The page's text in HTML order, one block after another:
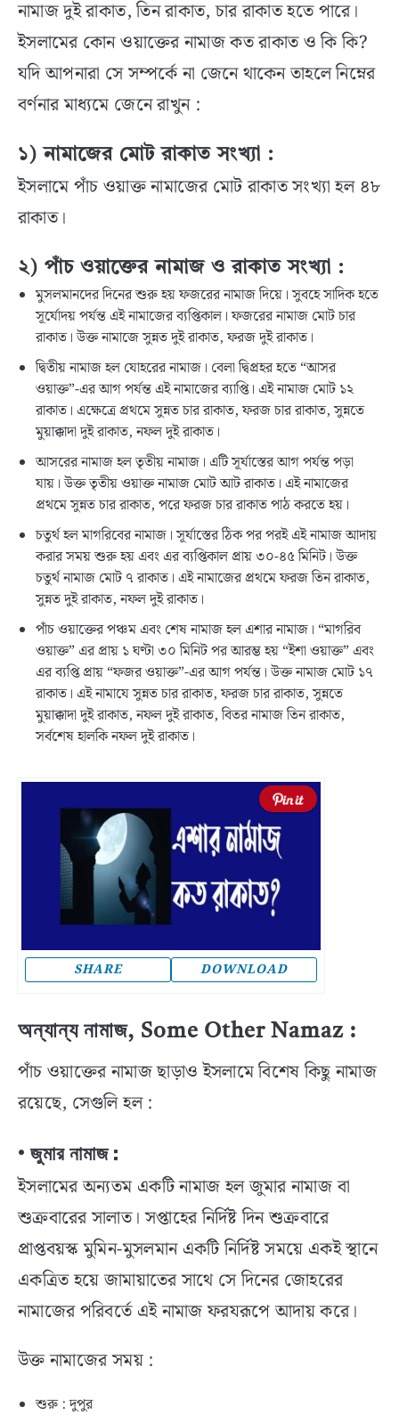
নামাজ দুই রাকাত, তিন রাকাত, চার রাকাত হতে পারে।
ইসলামের কোন ওয়াক্তের নামাজ কত রাকাত ও কি কি?
যদি আপনারা সে সম্পর্কে না জেনে থাকেন তাহলে নিম্নের
বর্ণনার মাধ্যমে জেনে রাখুন :
১) নামাজের মোট রাকাত সংখ্যা :
ইসলামে পাঁচ ওয়াক্ত নামাজের মোট রাকাত সংখ্যা হল ৪৮
রাকাত।
২) পাঁচ ওয়াক্তের নামাজ ও রাকাত সংখ্যা :
মুসলমানদের দিনের শুরু হয় ফজরের নামাজ দিয়ে। সুবহে সাদিক হতে
সূর্যোদয় পর্যন্ত এই নামাজের ব্যপ্তিকাল। ফজরের নামাজ মোট চার
রাকাত। উক্ত নামাজে সুন্নত দুই রাকাত, ফরজ দুই রাকাত।
দ্বিতীয় নামাজ হল যোহরের নামাজ। বেলা দ্বিপ্রহর হতে “আসর
ওয়াক্ত”-এর আগ পর্যন্ত এই নামাজের ব্যাপ্তি। এই নামাজ মোট ১২
রাকাত। এক্ষেত্রে প্রথমে সুন্নত চার রাকাত, ফরজ চার রাকাত, সুন্নতে
মুয়াক্কাদা দুই রাকাত, নফল দুই রাকাত।
আসরের নামাজ হল তৃতীয় নামাজ। এটি সূর্যাস্তের আগ পর্যন্ত পড়া
যায়। উক্ত তৃতীয় ওয়াক্ত নামাজ মোট আট রাকাত। এই নামাজের
প্রথমে সুন্নত চার রাকাত, পরে ফরজ চার রাকাত পাঠ করতে হয়।
চতুর্থ হল মাগরিবের নামাজ। সূর্যাস্তের ঠিক পর পরই এই নামাজ আদায়
করার সময় শুরু হয় এবং এর ব্যপ্তিকাল প্রায় ৩০-৪৫ মিনিট। উক্ত
চতুর্থ নামাজ মোট ৭ রাকাত। এই নামাজের প্রথমে ফরজ তিন রাকাত,
সুন্নত দুই রাকাত, নফল দুই রাকাত।
পাঁচ ওয়াক্তের পঞ্চম এবং শেষ নামাজ হল এশার নামাজ। “মাগরিব
ওয়াক্ত” এর প্রায় ১ ঘণ্টা ৩০ মিনিট পর আরম্ভ হয় “ইশা ওয়াক্ত” এবং
এর ব্যপ্তি প্রায় “ফজর ওয়াক্ত”-এর আগ পর্যন্ত। উক্ত নামাজ মোট ১৭
রাকাত। এই নামাযে সুন্নত চার রাকাত, ফরজ চার রাকাত, সুন্নতে
মুয়াক্কাদা দুই রাকাত, নফল দুই রাকাত, বিতর নামাজ তিন রাকাত,
সর্বশেষ হালকি নফল দুই রাকাত।
SHARE DOWNLOAD
অন্যান্য নামাজ, Some Other Namaz :
পাঁচ ওয়াক্তের নামাজ ছাড়াও ইসলামে বিশেষ কিছু নামাজ
রয়েছে, সেগুলি হল :
• জুমার নামাজ :
ইসলামের অন্যতম একটি নামাজ হল জুমার নামাজ বা
শুক্রবারের সালাত। সপ্তাহের নির্দিষ্ট দিন শুক্রবারে
প্রাপ্তবয়স্ক মুমিন-মুসলমান একটি নির্দিষ্ট সময়ে একই স্থানে
একত্রিত হয়ে জামায়াতের সাথে সে দিনের জোহরের
নামাজের পরিবর্তে এই নামাজ ফরযরূপে আদায় করে।
উক্ত নামাজের সময় :
শুরু : দুপুর